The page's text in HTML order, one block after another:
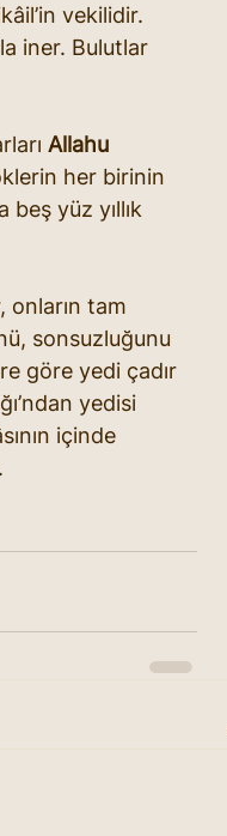
vekilidir.
iner. Bulutlar
Allahu
her birinin
beş yüz yıllık
onların tam
sonsuzluğunu
göre yedi çadır
yedisi
içinde